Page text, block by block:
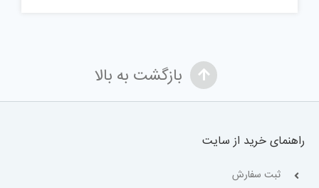
بازگشت به بالا
راهنمای خرید از سایت
ثبت سفارش